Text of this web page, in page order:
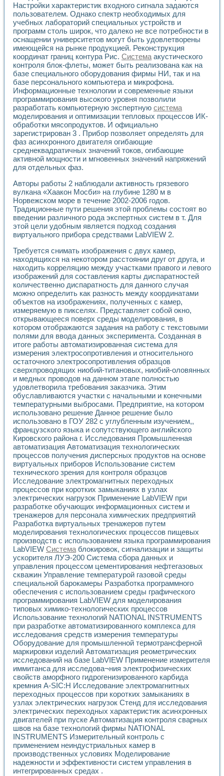
Применение LabVIEW для исследования течения в
Создание виртуальной работы «Изучение магнитных
Обратный маятник
Устройство для изучения основ интерфейсов обмена по
Лабораторный практикум: изучение адиабатического
Стенд для исследования электрических переходных
Система статистической обработки результатов
Автоматизация лазерно-плазменных измерений с
Модельно-измерительный комплекс. Назначение. Состав.
Использование технологий NATIONAL INSTRUMENTS
Учебный практикум "Спектральный и корреляционный
Учебный стенд для исследования принципа действия
Оборудование и программное обеспечение учебных
Виртуальный лабораторный практикум для изучения
Управление роботом ТУР-10 средствами LabVIEW
Аппаратно-программный комплекс для исследования
Автоматизированный дистанционный лабораторный
Исследование возможности реставрации одномерных
Разработка модификаций алгоритма полигармонической
Учебный стенд для исследования принципа действия
Виртуальная система поддержки принимаемых решений в
Преемственность дисциплин «Моделирование систем» и
Универсальный стенд для исследования электрических
Лабораторные практикумы по информационно-
Лабораторный практикум по основам теории Коммутации
Разработка виртуальной лабораторной работы
Виртуальные практикумы по электротехнике в среде
Из опыта внедрения в рамках национального проекта
Исследование эффективности решателей
Опыт разработки LabVIEW лабораторных практикумов
Проблемы повышения качества образования и
Развитие LabVIEW лабораторного практикума по
Разработка виртуальной лаборатории по электротехнике
Усовершенствованные алгоритмы частотного анализа
Об опыте работы учебного центра «Технологии
Технологии NI в магистерской программе «Прикладная
Система диагностики двигателей постоянного тока
Автоматизированный стенд формирования
Лабораторный практикум по курсу ИИС на базе
Партнеры
Академические и отраслевые институты
Учебные заведения
Бизнес
Контакты
Настройки характеристик входного сигнала задаются
пользователем. Однако спектр необходимых для
учебных лабораторий специальных устройств и
программ столь широк, что далеко не все потребности в
оснащении университетов могут быть удовлетворены
имеющейся на рынке продукцией. Реконструкция
координат границ контура Рис. Системаакустического
контроля блок-флеты, может быть реализована как на
базе специального оборудования фирмы НИ, так и на
базе персонального компьютера и микрофона.
Информационные технологии и современные языки
программирования высокого уровня позволили
разработать компьютерную экспертную система
моделирования и оптимизации тепловых процессов ИК-
обработки мясопродуктов. И официально
зарегистрирован 3 . Прибор позволяет определять для
фаз асинхронного двигателя огибающие
среднеквадратичных значений токов, огибающие
активной мощности и мгновенных значений напряжений
для отдельных фаз.
Авторы работы 2 наблюдали активность грязевого
вулкана «Хаакон Мосби» на глубине 1280 м в
Норвежском море в течение 2002-2006 годов.
Традиционные пути решения этой проблемы состоят во
введении различного рода экспертных систем в т. Для
этой цели удобным является подход создания
виртуального прибора средствами LabVIEW 2.
Требуется снимать изображения с двух камер,
находящихся на некотором расстоянии друг от друга, и
находить корреляцию между участками правого и левого
изображений для составления карты диспаратностей
количественно диспаратность для данного случая
можно определить как разность между координатами
объектов на изображениях, полученных с камер,
измеряемую в пикселях. Представляет собой окно,
открывающееся поверх среды моделирования, в
котором отображаются задания на работу с текстовыми
полями для ввода данных эксперимента. Созданная в
итоге работы автоматизированная система для
измерения электросопротивления и относительного
остаточного электросопротивления образцов
сверхпроводящих ниобий-титановых, ниобий-оловянных
и медных проводов на данном этапе полностью
удовлетворила требования заказчика. Этим
обуславливаются участки с начальными и конечными
температурными выбросами. Предприятие, на котором
использовано решение Данное решение было
использовано в ГОУ 282 с углубленным изучением,,
французского языка и сопутствующего английского
Кировского района г. Исследования Промышленная
автоматизация Автоматизация технологических
процессов получения дисперсных продуктов на основе
виртуальных приборов Использование систем
технического зрения для контроля образцов
Исследование электромагнитных переходных
процессов при коротких замыканиях в узлах
электрических нагрузок Применение LabVIEW при
разработке обучающих информационных систем и
тренажеров для персонала химических предприятий
Разработка виртуальных тренажеров путем
моделирования технологических процессов пищевых
производств с использованием языка программирования
LabVIEW Системаблокировок, сигнализации и защиты
ускорителя ЛУЭ-200 Система сбора данных и
управления процессом цементирования нефтегазовых
скважин Управление температурой газовой среды
специальной барокамеры Разработка программного
обеспечения с использованием среды графического
программирования LabVIEW для моделирования
типовых химико-технологических процессов
Использование технологий NATIONAL INSTRUMENTS
при разработке автоматизированного комплекса для
исследования средств измерения температуры
Оборудование для промышленной термотрансферной
маркировки изделий Автоматизация реометрических
исследований на базе LabVIEW Применение измерителя
иммитанса для исследова¬ния электрофизических
свойств аморфного гидрогенизированного карбида
кремния A-SIC:H Исследование электромагнитных
переходных процессов при коротких замыканиях в
узлах электрических нагрузок Стенд для исследования
электрических переходных характеристик асинхронных
двигателей при пуске Автоматизация контроля сварных
швов на базе технологий фирмы NATIONAL
INSTRUMENTS Измерительный контроль с
применением неиндустриальных камер в
производственных условиях Моделирование
надежности и эффективности систем управления в
интегрированных средах .